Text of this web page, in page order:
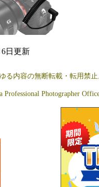
6日更新
る内容の無断転載・転用禁
Photographer